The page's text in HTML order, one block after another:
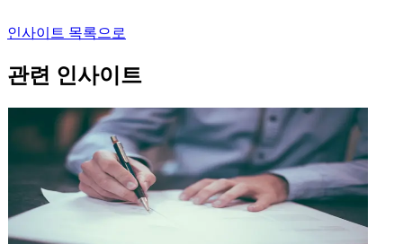
인사이트 목록으로
관련 인사이트